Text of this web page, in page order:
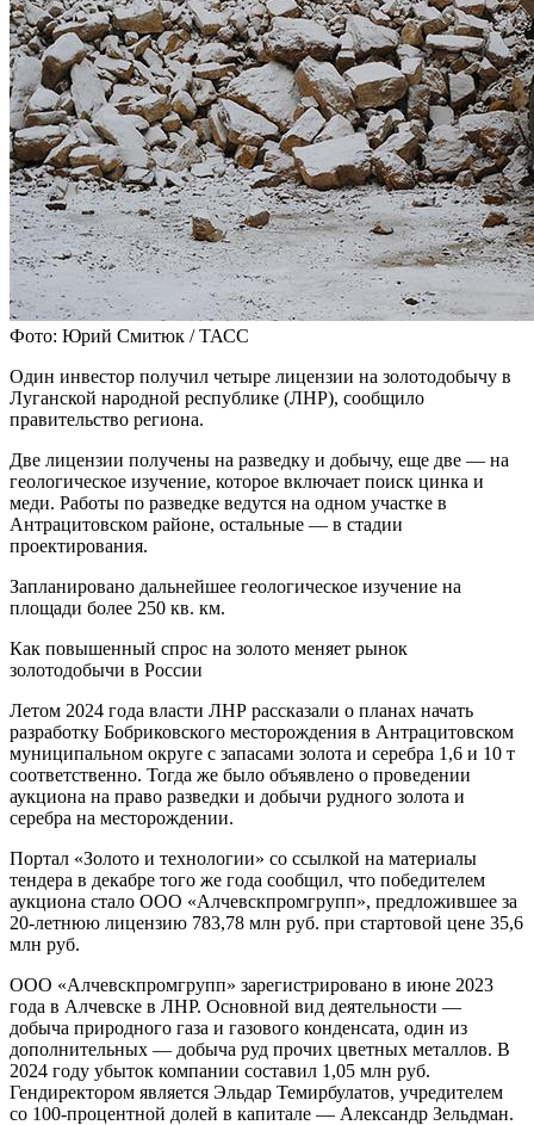
Фото: Юрий Смитюк / ТАСС
Один инвестор получил четыре лицензии на золотодобычу в
Луганской народной республике (ЛНР), сообщило
правительство региона.
Две лицензии получены на разведку и добычу, еще две — на
геологическое изучение, которое включает поиск цинка и
меди. Работы по разведке ведутся на одном участке в
Антрацитовском районе, остальные — в стадии
проектирования.
Запланировано дальнейшее геологическое изучение на
площади более 250 кв. км.
Как повышенный спрос на золото меняет рынок
золотодобычи в России
Летом 2024 года власти ЛНР рассказали о планах начать
разработку Бобриковского месторождения в Антрацитовском
муниципальном округе с запасами золота и серебра 1,6 и 10 т
соответственно. Тогда же было объявлено о проведении
аукциона на право разведки и добычи рудного золота и
серебра на месторождении.
Портал «Золото и технологии» со ссылкой на материалы
тендера в декабре того же года сообщил, что победителем
аукциона стало ООО «Алчевскпромгрупп», предложившее за
20-летнюю лицензию 783,78 млн руб. при стартовой цене 35,6
млн руб.
ООО «Алчевскпромгрупп» зарегистрировано в июне 2023
года в Алчевске в ЛНР. Основной вид деятельности —
добыча природного газа и газового конденсата, один из
дополнительных — добыча руд прочих цветных металлов. В
2024 году убыток компании составил 1,05 млн руб.
Гендиректором является Эльдар Темирбулатов, учредителем
со 100-процентной долей в капитале — Александр Зельдман.